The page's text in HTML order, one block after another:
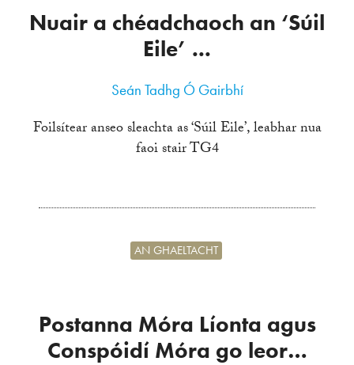
Nuair a chéadchaoch an ‘Súil
Eile’ ...
Seán Tadhg Ó Gairbhí
Foilsítear anseo sleachta as ‘Súil Eile’, leabhar nua
faoi stair TG4
Postanna Móra Líonta agus
Conspóidí Móra go leor…
AN GHAELTACHT